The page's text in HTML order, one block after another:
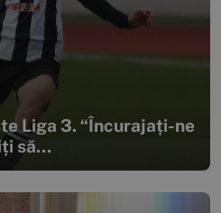
Liga 3. “Încurajați-ne
să...